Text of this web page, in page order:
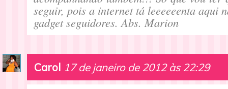
seguir, pois a internet tá leeeeeenta aqui
gadget seguidores. Abs. Marion
Carol 17 de janeiro de 2012 às 22:29